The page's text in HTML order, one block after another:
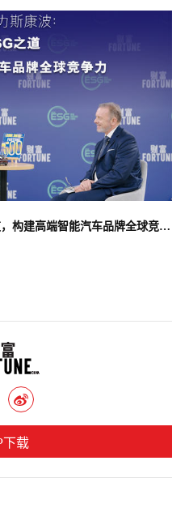
对话赛力斯康波：以ESG之道，构建高端智能汽车品牌全球竞争力
下载